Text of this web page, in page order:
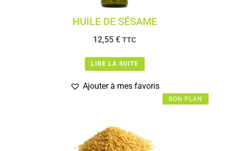
HUILE DE SÉSAME
12,55 € TTC
LIRE LA SUITE
Ajouter à mes favoris
BON PLAN
BON PLAN